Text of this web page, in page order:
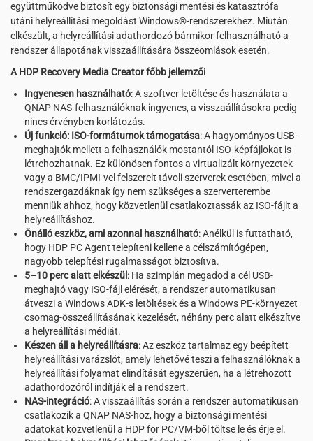
együttműködve biztosít egy biztonsági mentési és katasztrófa
utáni helyreállítási megoldást Windows®-rendszerekhez. Miután
elkészült, a helyreállítási adathordozó bármikor felhasználható a
rendszer állapotának visszaállítására összeomlások esetén.
A HDP Recovery Media Creator főbb jellemzői
Ingyenesen használható: A szoftver letöltése és használata a
QNAP NAS-felhasználóknak ingyenes, a visszaállításokra pedig
nincs érvényben korlátozás.
Új funkció: ISO-formátumok támogatása: A hagyományos USB-
meghajtók mellett a felhasználók mostantól ISO-képfájlokat is
létrehozhatnak. Ez különösen fontos a virtualizált környezetek
vagy a BMC/IPMI-vel felszerelt távoli szerverek esetében, mivel a
rendszergazdáknak így nem szükséges a szerverterembe
menniük ahhoz, hogy közvetlenül csatlakoztassák az ISO-fájlt a
helyreállításhoz.
Önálló eszköz, ami azonnal használható: Anélkül is futtatható,
hogy HDP PC Agent telepíteni kellene a célszámítógépen,
nagyobb telepítési rugalmasságot biztosítva.
5–10 perc alatt elkészül : Ha szimplán megadod a cél USB-
meghajtó vagy ISO-fájl elérését, a rendszer automatikusan
átveszi a Windows ADK-s letöltések és a Windows PE-környezet
csomag-összeállításának kezelését, néhány perc alatt elkészítve
a helyreállítási médiát.
Készen áll a helyreállításra: Az eszköz tartalmaz egy beépített
helyreállítási varázslót, amely lehetővé teszi a felhasználóknak a
helyreállítási folyamat elindítását egyszerűen, ha a létrehozott
adathordozóról indítják el a rendszert.
NAS-integráció: A visszaállítás során a rendszer automatikusan
csatlakozik a QNAP NAS-hoz, hogy a biztonsági mentési
adatokat közvetlenül a HDP for PC/VM-ből töltse le és érje el.